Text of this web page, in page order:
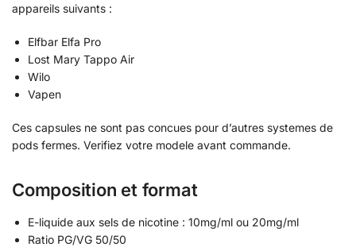
appareils suivants :
Elfbar Elfa Pro
Lost Mary Tappo Air
Wilo
Vapen
Ces capsules ne sont pas concues pour d’autres systemes de
pods fermes. Verifiez votre modele avant commande.
Composition et format
E-liquide aux sels de nicotine : 10mg/ml ou 20mg/ml
Ratio PG/VG 50/50